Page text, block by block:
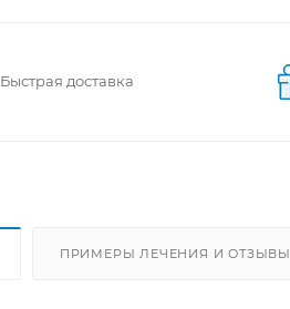
Быстрая доставка
ПРИМЕРЫ ЛЕЧЕНИЯ И ОТЗЫВЫ